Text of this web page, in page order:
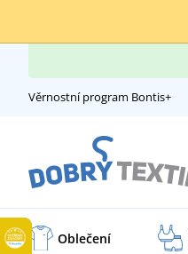
Věrnostní program Bontis+
Oblečení